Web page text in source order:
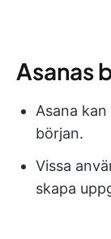
Asanas
Asana
början.
Vissa
skapa